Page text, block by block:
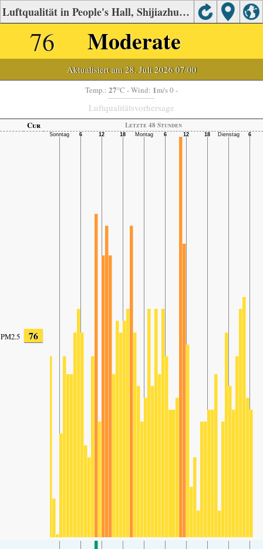
Luftqualität in People's Hall, Shijiazhuang
76 Moderate
Aktualisiert am 28. Juli 2026 07:00
Temp.: 27°C - Wind: 1m/s 0 -
Luftqualitätsvorhersage
Cur Letzte 48 Stunden
PM2.5 76